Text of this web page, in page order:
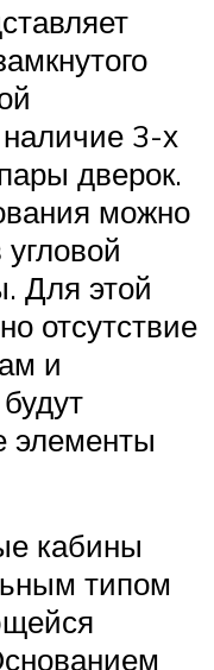
3-х
дверок.
можно
Для этой
отсутствие
и
элементы
кабины
типом